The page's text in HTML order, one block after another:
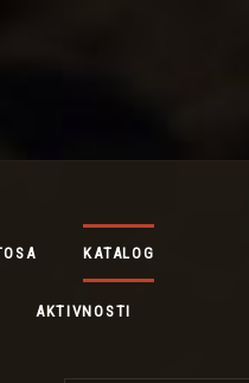
KATALOG
AKTIVNOSTI